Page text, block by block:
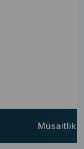
Müsaitlik